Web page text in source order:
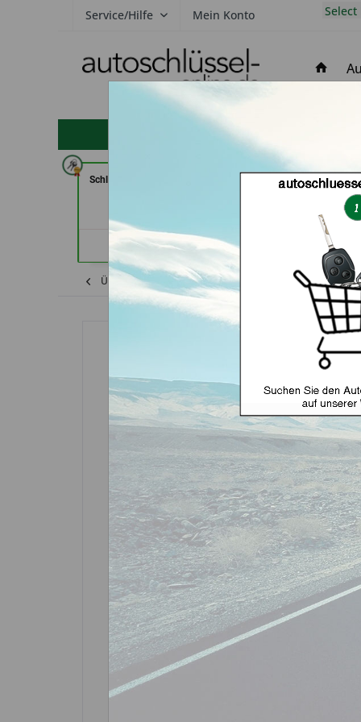
Service/Hilfe Mein Konto Select
hohe Kundenzufriedenheit
Schlüsseldienst Zimmermann (in
Carkeys
(in
Übersicht Shop Schlüssel